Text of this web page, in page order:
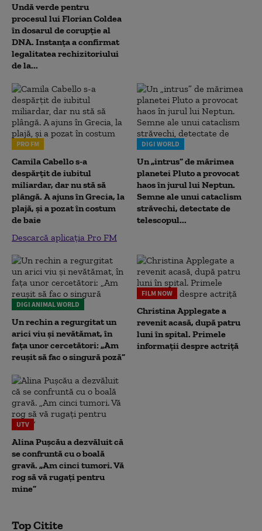
Undă verde pentru
procesul lui Florian Coldea
în dosarul de corupție al
DNA. Instanța a confirmat
legalitatea rechizitoriului
de la...
PRO FM
Camila Cabello s-a
despărțit de iubitul
miliardar, dar nu stă să
plângă. A ajuns în Grecia, la
plajă, și a pozat în costum
de baie
Descarcă aplicația Pro FM
DIGI WORLD
Un „intrus” de mărimea
planetei Pluto a provocat
haos în jurul lui Neptun.
Semne ale unui cataclism
străvechi, detectate de
telescopul...
DIGI ANIMAL WORLD
Un rechin a regurgitat un
arici viu și nevătămat, în
fața unor cercetători: „Am
reușit să fac o singură poză”
FILM NOW
Christina Applegate a
revenit acasă, după patru
luni în spital. Primele
informații despre actriță
UTV
Alina Pușcău a dezvăluit că
se confruntă cu o boală
gravă. „Am cinci tumori. Vă
rog să vă rugați pentru
mine”
Top Citite